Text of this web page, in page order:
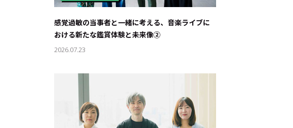
感覚過敏の当事者と一緒に考える、音楽ライブに
おける新たな鑑賞体験と未来像②
2026.07.23